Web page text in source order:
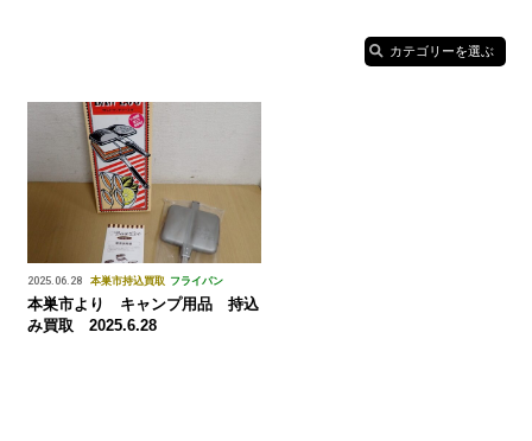
カテゴリーを選ぶ
2025.06.28 本巣市持込買取 フライパン
本巣市より キャンプ用品 持込
み買取 2025.6.28